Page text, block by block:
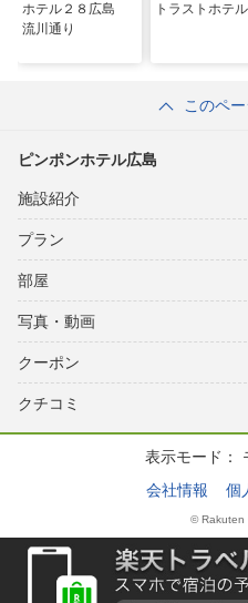
ホテル２８広島
流川通り
トラストホテル
このペ
ピンポンホテル広島
施設紹介
プラン
部屋
写真・動画
クーポン
クチコミ
表示モード：
会社情報
個
© Rakuten